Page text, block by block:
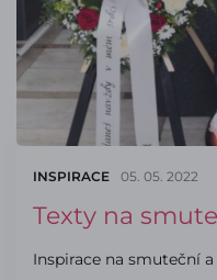
INSPIRACE 05. 05. 2022
Texty na
Inspirace na smuteční